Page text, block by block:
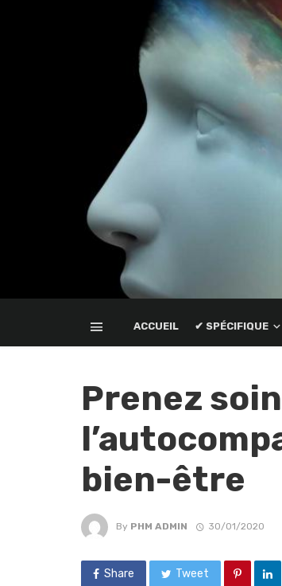
ACCUEIL ✔ SPÉCIFIQUE
Prenez
bien-être
By PHM ADMIN 30/01/2020
Share Tweet